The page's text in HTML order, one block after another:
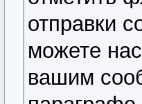
отправки
можете
вашим